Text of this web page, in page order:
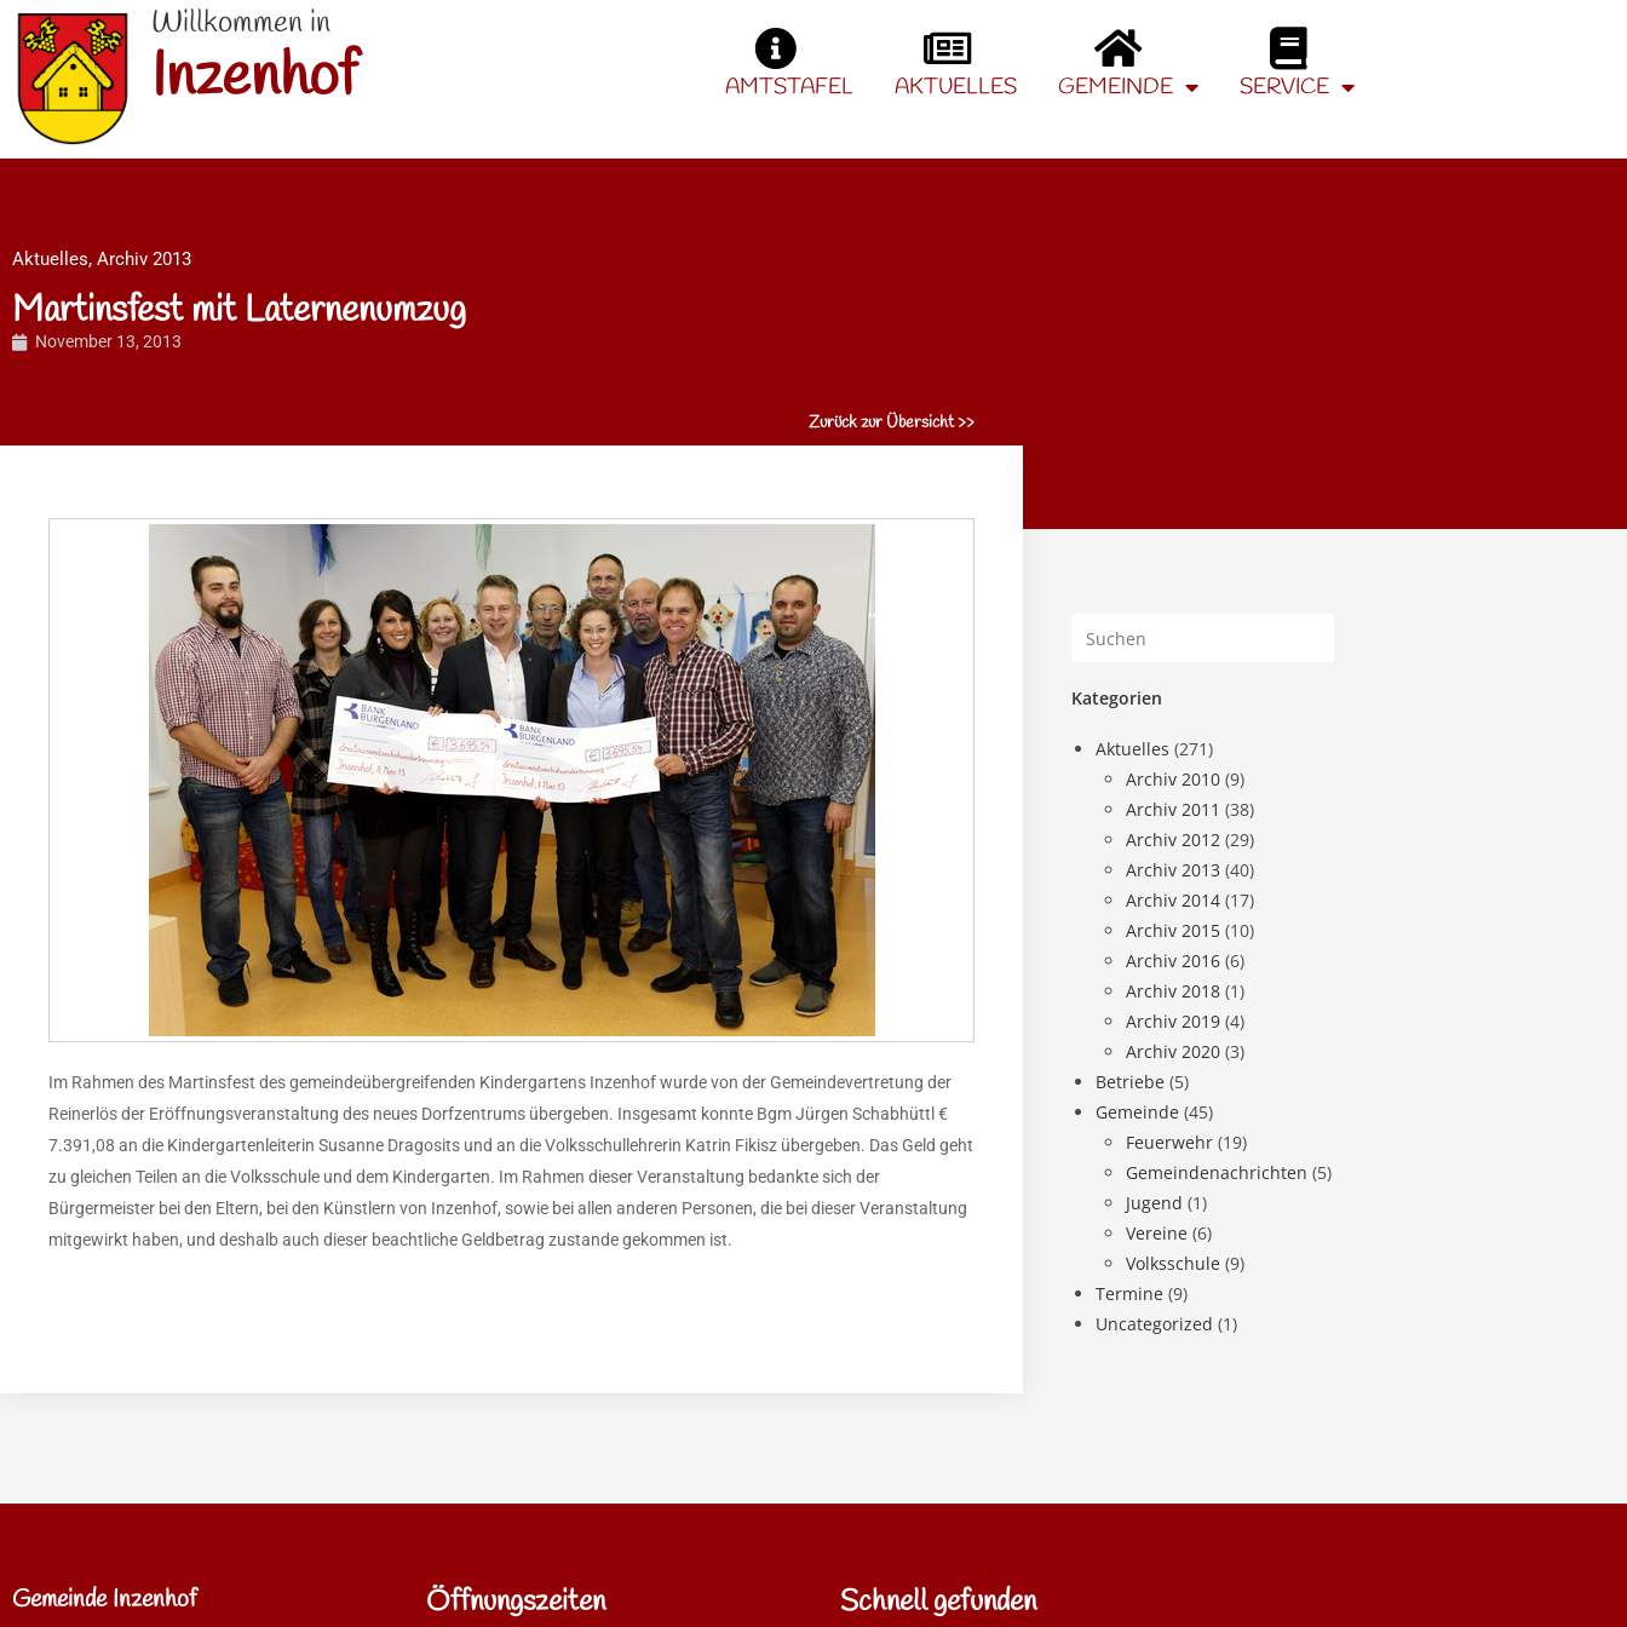
Willkommen in
Inzenhof AMTSTAFEL AKTUELLES GEMEINDE SERVICE
Aktuelles, Archiv 2013
Martinsfest mit Laternenumzug
November 13, 2013
Zurück zur Übersicht >>
Im Rahmen des Martinsfest des gemeindeübergreifenden Kindergartens Inzenhof wurde von der Gemeindevertretung der
Reinerlös der Eröffnungsveranstaltung des neues Dorfzentrums übergeben. Insgesamt konnte Bgm Jürgen Schabhüttl €
7.391,08 an die Kindergartenleiterin Susanne Dragosits und an die Volksschullehrerin Katrin Fikisz übergeben. Das Geld geht
zu gleichen Teilen an die Volksschule und dem Kindergarten. Im Rahmen dieser Veranstaltung bedankte sich der
Bürgermeister bei den Eltern, bei den Künstlern von Inzenhof, sowie bei allen anderen Personen, die bei dieser Veranstaltung
mitgewirkt haben, und deshalb auch dieser beachtliche Geldbetrag zustande gekommen ist.
Kategorien
Aktuelles (271)
Archiv 2010 (9)
Archiv 2011 (38)
Archiv 2012 (29)
Archiv 2013 (40)
Archiv 2014 (17)
Archiv 2015 (10)
Archiv 2016 (6)
Archiv 2018 (1)
Archiv 2019 (4)
Archiv 2020 (3)
Betriebe (5)
Gemeinde (45)
Feuerwehr (19)
Gemeindenachrichten (5)
Jugend (1)
Vereine (6)
Volksschule (9)
Termine (9)
Uncategorized (1)
Gemeinde Inzenhof Öffnungszeiten Schnell gefunden